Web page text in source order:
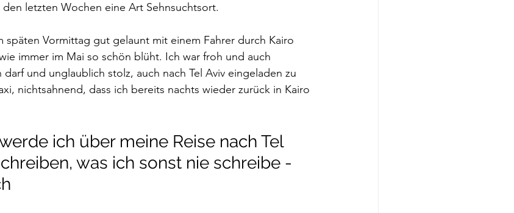
letzten Wochen eine Art Sehnsuchtsort.
späten Vormittag gut gelaunt mit einem Fahrer durch Kairo
immer im Mai so schön blüht. Ich war froh und auch
und unglaublich stolz, auch nach Tel Aviv eingeladen zu
nichtsahnend, dass ich bereits nachts wieder zurück in Kairo
ich über meine Reise nach Tel
was ich sonst nie schreibe -